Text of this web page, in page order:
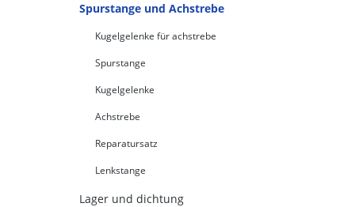
Spurstange und Achstrebe
Kugelgelenke für achstrebe
Spurstange
Kugelgelenke
Achstrebe
Reparatursatz
Lenkstange
Lager und dichtung